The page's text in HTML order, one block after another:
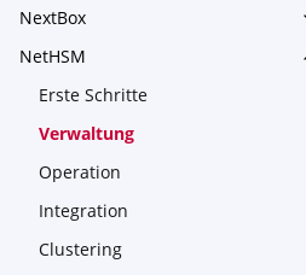
NextBox
NetHSM
Erste Schritte
Verwaltung
Operation
Integration
Clustering